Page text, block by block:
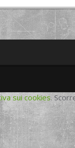
sui cookies.